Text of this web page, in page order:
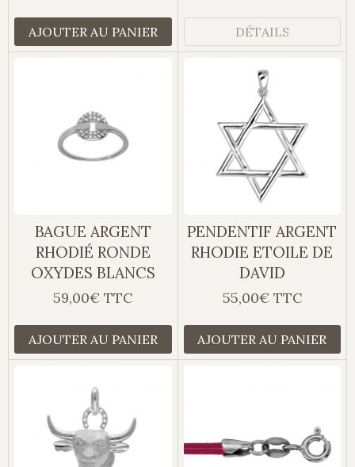
AJOUTER AU PANIER DÉTAILS
BAGUE ARGENT
RHODIÉ RONDE
OXYDES BLANCS
59,00€ TTC
AJOUTER AU PANIER
PENDENTIF ARGENT
RHODIE ETOILE DE
DAVID
55,00€ TTC
AJOUTER AU PANIER